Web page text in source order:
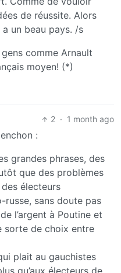
de réussite. Alors
a un beau pays. /s
comme Arnault
moyen! (*)
2 · 1 month ago
:
grandes phrases, des
que des problèmes
électeurs
russe, sans doute pas
l’argent à Poutine et
sorte de choix entre
plait au gauchistes